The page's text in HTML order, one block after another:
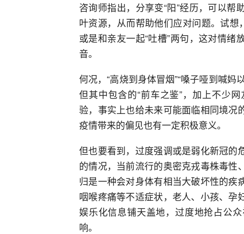
咨询师指出，分享变“阳”经历，可以
叶资源，从而帮助他们应对问题。试想
或是和亲友一起“吐槽”两句，这对情
音。
何况，“高烧到身体冒烟”“嗓子哑到喊妈
但其中包含的“前车之鉴”，加上不少
验，事实上也给未来可能面临相同境况
疫情带来的偏见也有一定积极意义。
但也要看到，过度强调或是弱化新冠的
的情况，当前流行的奥密克戎毒株毒
归是一种会对身体有相当大破坏性的疾
咽喉疼痛等不适症状，老人、小孩、孕
娱乐化信息铺天盖地，过度地抢占公
响。